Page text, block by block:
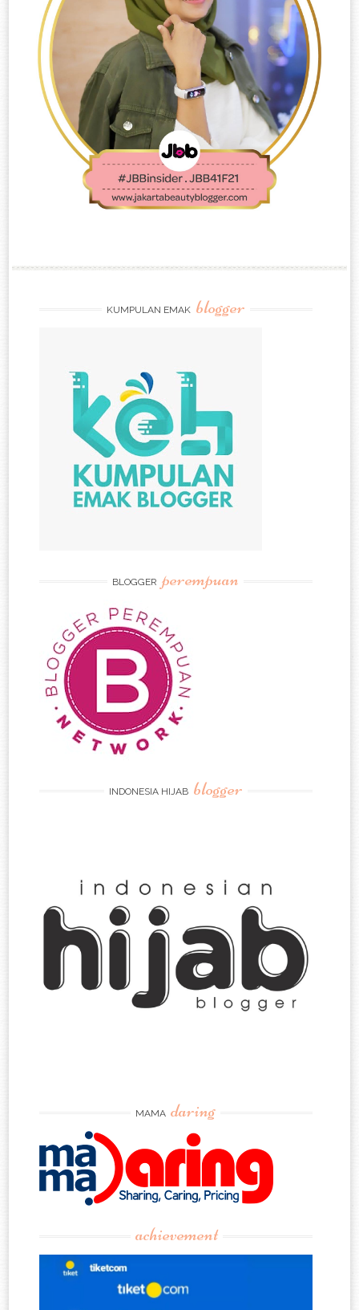
KUMPULAN EMAK blogger
BLOGGER perempuan
INDONESIA HIJAB blogger
MAMA daring
achievement